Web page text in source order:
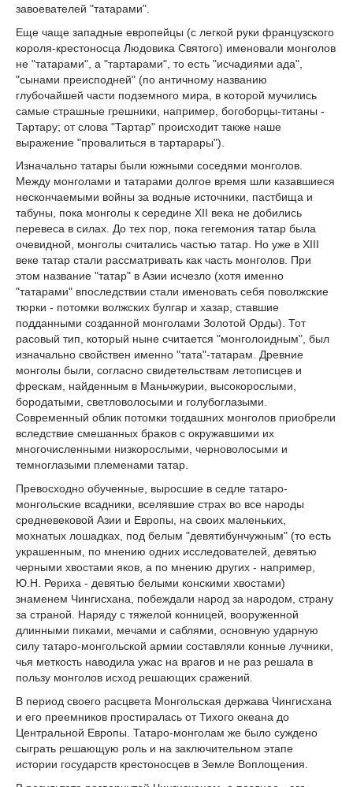
завоевателей "татарами".
Еще чаще западные европейцы (с легкой руки французского
короля-крестоносца Людовика Святого) именовали монголов
не "татарами", а "тартарами", то есть "исчадиями ада",
"сынами преисподней" (по античному названию
глубочайшей части подземного мира, в которой мучились
самые страшные грешники, например, богоборцы-титаны -
Тартару; от слова "Тартар" происходит также наше
выражение "провалиться в тартарары").
Изначально татары были южными соседями монголов.
Между монголами и татарами долгое время шли казавшиеся
нескончаемыми войны за водные источники, пастбища и
табуны, пока монголы к середине XII века не добились
перевеса в силах. До тех пор, пока гегемония татар была
очевидной, монголы считались частью татар. Но уже в XIII
веке татар стали рассматривать как часть монголов. При
этом название "татар" в Азии исчезло (хотя именно
"татарами" впоследствии стали именовать себя поволжские
тюрки - потомки волжских булгар и хазар, ставшие
подданными созданной монголами Золотой Орды). Тот
расовый тип, который ныне считается "монголоидным", был
изначально свойствен именно "тата"-татарам. Древние
монголы были, согласно свидетельствам летописцев и
фрескам, найденным в Маньчжурии, высокорослыми,
бородатыми, светловолосыми и голубоглазыми.
Современный облик потомки тогдашних монголов приобрели
вследствие смешанных браков с окружавшими их
многочисленными низкорослыми, черноволосыми и
темноглазыми племенами татар.
Превосходно обученные, выросшие в седле татаро-
монгольские всадники, вселявшие страх во все народы
средневековой Азии и Европы, на своих маленьких,
мохнатых лошадках, под белым "девятибунчужным" (то есть
украшенным, по мнению одних исследователей, девятью
черными хвостами яков, а по мнению других - например,
Ю.Н. Рериха - девятью белыми конскими хвостами)
знаменем Чингисхана, побеждали народ за народом, страну
за страной. Наряду с тяжелой конницей, вооруженной
длинными пиками, мечами и саблями, основную ударную
силу татаро-монгольской армии составляли конные лучники,
чья меткость наводила ужас на врагов и не раз решала в
пользу монголов исход решающих сражений.
В период своего расцвета Монгольская держава Чингисхана
и его преемников простиралась от Тихого океана до
Центральной Европы. Татаро-монголам же было суждено
сыграть решающую роль и на заключительном этапе
истории государств крестоносцев в Земле Воплощения.